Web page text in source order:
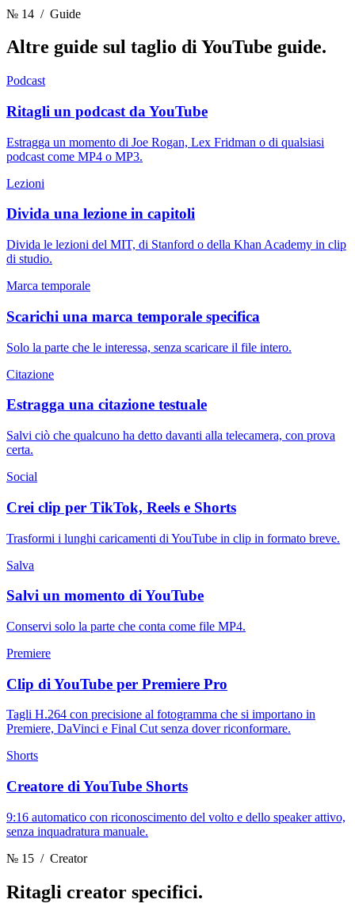
№ 14 / Guide
Altre guide sul taglio di YouTube guide.
Podcast
Ritagli un podcast da YouTube
Estragga un momento di Joe Rogan, Lex Fridman o di qualsiasi
podcast come MP4 o MP3.
Lezioni
Divida una lezione in capitoli
Divida le lezioni del MIT, di Stanford o della Khan Academy in clip
di studio.
Marca temporale
Scarichi una marca temporale specifica
Solo la parte che le interessa, senza scaricare il file intero.
Citazione
Estragga una citazione testuale
Salvi ciò che qualcuno ha detto davanti alla telecamera, con prova
certa.
Social
Crei clip per TikTok, Reels e Shorts
Trasformi i lunghi caricamenti di YouTube in clip in formato breve.
Salva
Salvi un momento di YouTube
Conservi solo la parte che conta come file MP4.
Premiere
Clip di YouTube per Premiere Pro
Tagli H.264 con precisione al fotogramma che si importano in
Premiere, DaVinci e Final Cut senza dover riconformare.
Shorts
Creatore di YouTube Shorts
9:16 automatico con riconoscimento del volto e dello speaker attivo,
senza inquadratura manuale.
№ 15 / Creator
Ritagli creator specifici.